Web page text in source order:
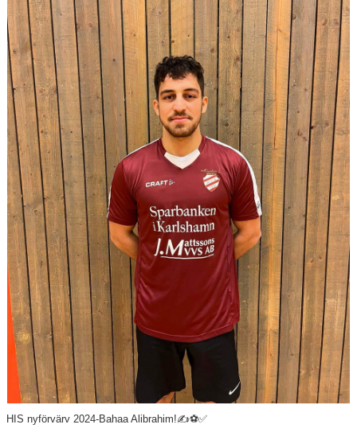
Kontakt
Kalender
Våra lag
Matcher
Gölarundan
Styrelse Högadals IS
Hyra Klubbstuga
HIS nyförvärv 2024-Bahaa Alibrahim!✍️⚽️✅